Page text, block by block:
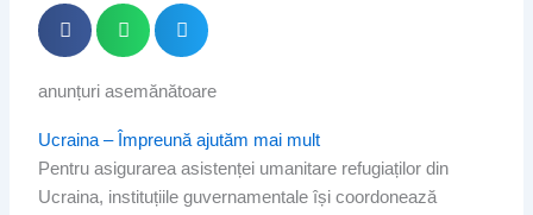
anunțuri asemănătoare
Ucraina – Împreună ajutăm mai mult
Pentru asigurarea asistenței umanitare refugiaților din
Ucraina, instituțiile guvernamentale își coordonează
Page
Page
PagePage